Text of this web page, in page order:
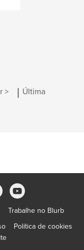
> | Última
Trabalhe no Blurb
Política de cookies